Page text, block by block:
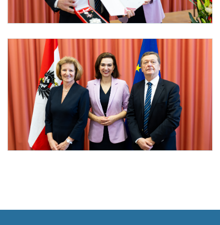
Foto 2: BKA/CHRISTOPHER DUNKER
Dr. Franz Plöchl mit Bundesministerin Zadić